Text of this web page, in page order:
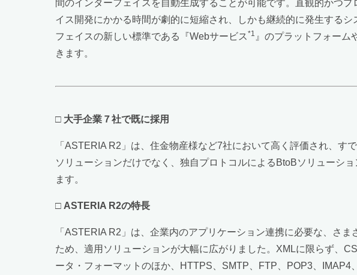
間のインターフェイスを自動生成することが可能です。直観的かつ
イス開発にかかる時間が劇的に短縮され、しかも継続的に発生する
フェイスの新しい標準である『Webサービス *1 』のプラットフォーム
きます。
□ 大手企業７社で既に採用
「ASTERIA R2」は、住金物産様など7社において高く評価され、
ソリューションだけでなく、独自プロトコルによるBtoBソリューシ
ます。
□ ASTERIA R2の特長
「ASTERIA R2」は、企業内のアプリケーション連携に必要な、さ
ため、適用ソリューションが大幅に広がりました。XMLに限らず、
ータ・フォーマットのほか、HTTPS、SMTP、FTP、POP3、